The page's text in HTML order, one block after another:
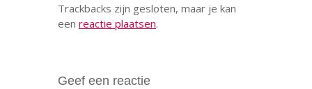
Trackbacks zijn gesloten, maar je kan
een reactie plaatsen.
Geef een reactie